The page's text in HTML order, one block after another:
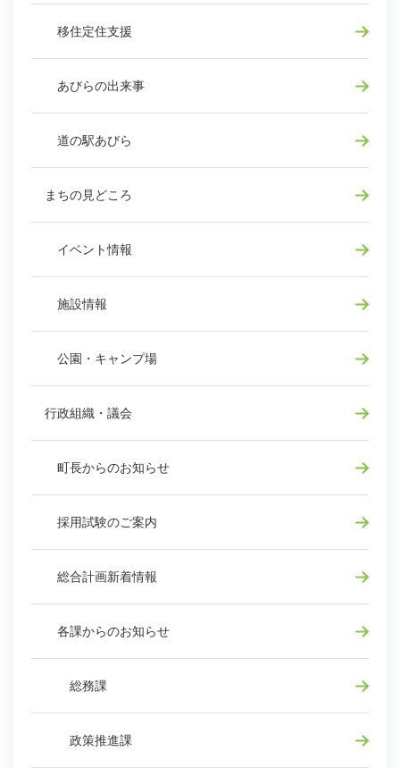
移住定住支援
あびらの出来事
道の駅あびら
まちの見どころ
イベント情報
施設情報
公園・キャンプ場
行政組織・議会
町長からのお知らせ
採用試験のご案内
総合計画新着情報
各課からのお知らせ
総務課
政策推進課